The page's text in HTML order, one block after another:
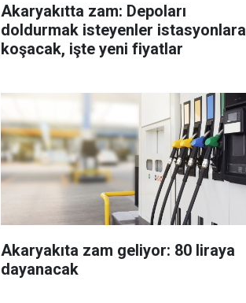
Akaryakıtta zam: Depoları
doldurmak isteyenler istasyonlara
koşacak, işte yeni fiyatlar
Akaryakıta zam geliyor: 80 liraya
dayanacak